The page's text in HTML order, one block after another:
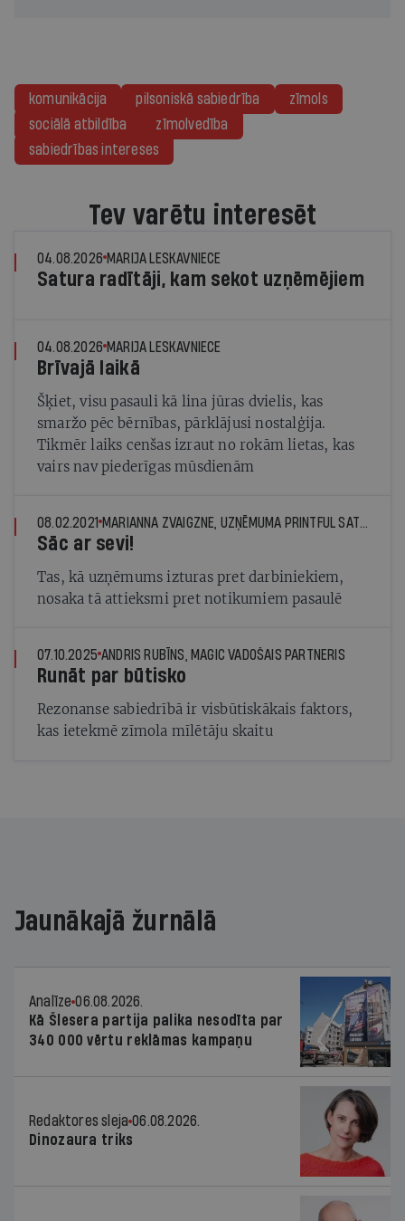
komunikācija pilsoniskā sabiedrība
zīmols
sociālā atbildība
zīmolvedība
sabiedrības intereses
Tev varētu interesēt
04.08.2026 MARIJA LESKAVNIECE
Satura radītāji, kam sekot uzņēmējiem
04.08.2026 MARIJA LESKAVNIECE
Brīvajā laikā
Šķiet, visu pasauli kā lina jūras dvielis, kas
smaržo pēc bērnības, pārklājusi nostalģija.
Tikmēr laiks cenšas izraut no rokām lietas, kas
vairs nav piederīgas mūsdienām
08.02.2021 MARIANNA ZVAIGZNE, UZŅĒMUMA PRINTFUL SATURA REDAKTORE UN MĀRKETINGA SPECIĀLISTE
Sāc ar sevi!
Tas, kā uzņēmums izturas pret darbiniekiem,
nosaka tā attieksmi pret notikumiem pasaulē
07.10.2025 ANDRIS RUBĪNS, MAGIC VADOŠAIS PARTNERIS
Runāt par būtisko
Rezonanse sabiedrībā ir visbūtiskākais faktors,
kas ietekmē zīmola mīlētāju skaitu
Jaunākajā žurnālā
Analīze 06.08.2026.
Kā Šlesera partija palika nesodīta par
340 000 vērtu reklāmas kampaņu
Redaktores sleja 06.08.2026.
Dinozaura triks